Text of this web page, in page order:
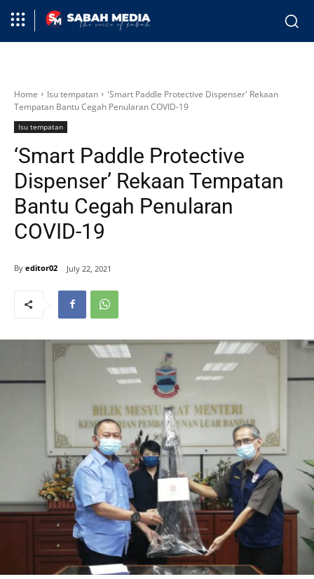
Home Isu tempatan
'Smart Paddle Protective Dispenser' Rekaan
Tempatan Bantu Cegah Penularan COVID-19
Isu tempatan
‘Smart Paddle Protective
Dispenser’ Rekaan Tempatan
Bantu Cegah Penularan
COVID-19
By editor02 July 22, 2021